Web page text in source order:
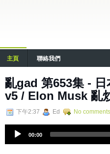
主頁 聯絡我們
亂‌‌‌gad‌‌‌ ‌‌‌‌‌第‌‌‌653集 -
v5 / Elon Musk 亂
下午2:37 Ed No comments
00:00